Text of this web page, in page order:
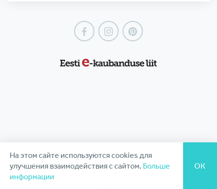
FacebookInstagramPinterest
На этом сайте используются cookies для
улучшения взаимодействия с сайтом. Больше
информации
ОК